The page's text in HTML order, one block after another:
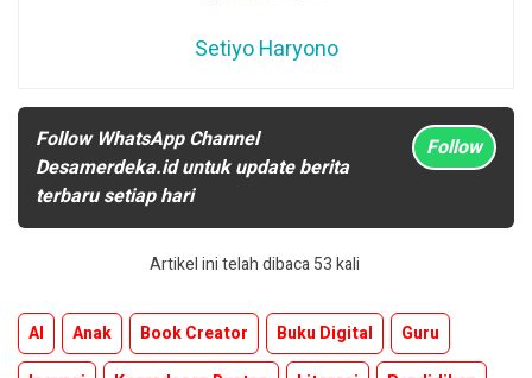
Setiyo Haryono
Follow WhatsApp Channel
Desamerdeka.id untuk update berita
terbaru setiap hari
Follow
Artikel ini telah dibaca 53 kali
AI Anak Book Creator Buku Digital
Guru